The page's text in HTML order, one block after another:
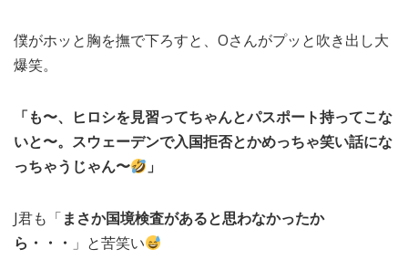
僕がホッと胸を撫で下ろすと、Oさんがプッと吹き出し大
爆笑。
「も〜、ヒロシを見習ってちゃんとパスポート持ってこな
いと〜。スウェーデンで入国拒否とかめっちゃ笑い話にな
っちゃうじゃん〜
」
J君も「まさか国境検査があると思わなかったか
ら・・・ 」と苦笑い